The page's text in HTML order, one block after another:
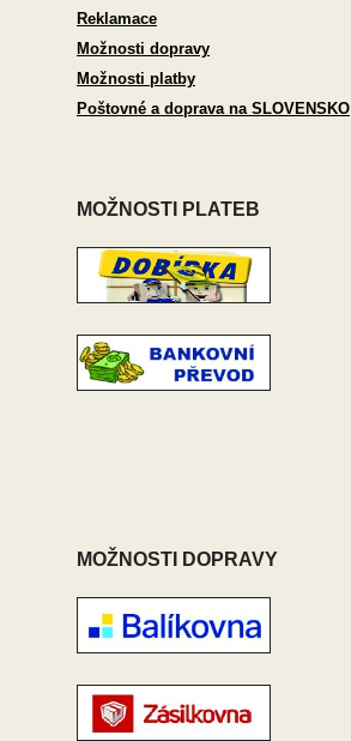
Reklamace
Možnosti dopravy
Možnosti platby
Poštovné a doprava na SLOVENSKO
MOŽNOSTI PLATEB
MOŽNOSTI DOPRAVY